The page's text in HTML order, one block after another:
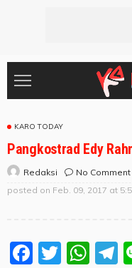
KARO TODAY
Pangkostrad Edy
Redaksi
No Comment
posted on Feb. 09, 2017 at